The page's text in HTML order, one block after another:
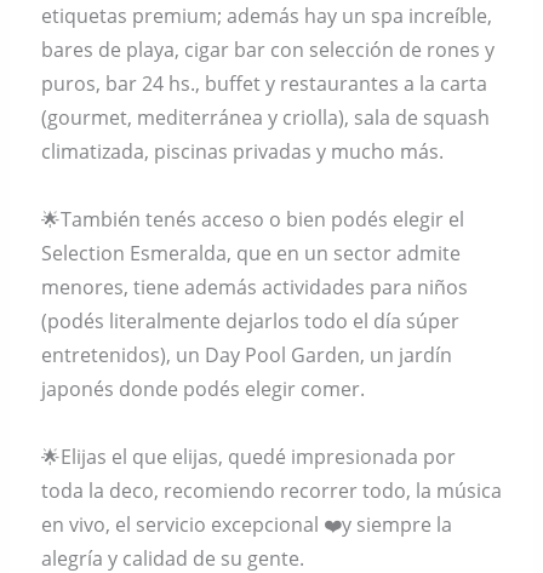
etiquetas premium; además hay un spa increíble,
bares de playa, cigar bar con selección de rones y
puros, bar 24 hs., buffet y restaurantes a la carta
(gourmet, mediterránea y criolla), sala de squash
climatizada, piscinas privadas y mucho más.
🌟También tenés acceso o bien podés elegir el
Selection Esmeralda, que en un sector admite
menores, tiene además actividades para niños
(podés literalmente dejarlos todo el día súper
entretenidos), un Day Pool Garden, un jardín
japonés donde podés elegir comer.
🌟Elijas el que elijas, quedé impresionada por
toda la deco, recomiendo recorrer todo, la música
en vivo, el servicio excepcional ❤️y siempre la
alegría y calidad de su gente.